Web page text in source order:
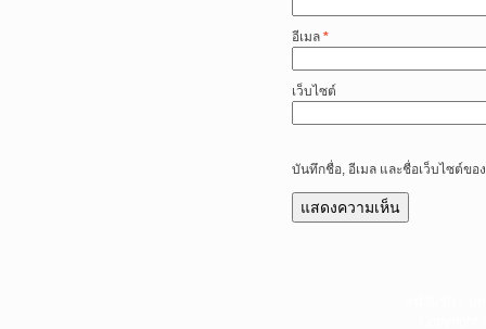
อีเมล *
เว็บไซต์
บันทึกชื่อ, อีเมล และชื่อเว็บไซต์ขอ